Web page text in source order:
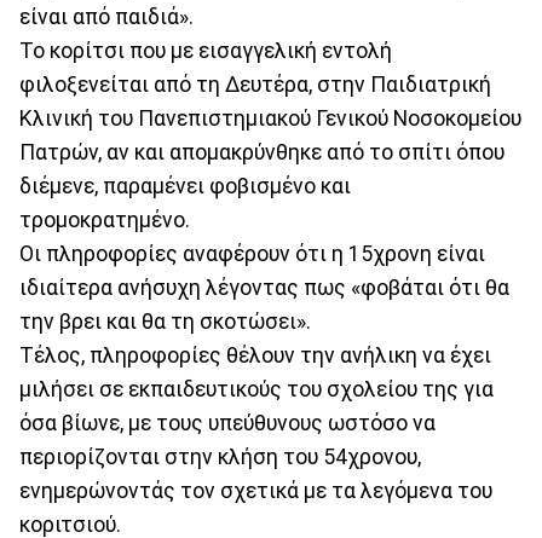
είναι από παιδιά».
Το κορίτσι που με εισαγγελική εντολή
φιλοξενείται από τη Δευτέρα, στην Παιδιατρική
Κλινική του Πανεπιστημιακού Γενικού Νοσοκομείου
Πατρών, αν και απομακρύνθηκε από το σπίτι όπου
διέμενε, παραμένει φοβισμένο και
τρομοκρατημένο.
Οι πληροφορίες αναφέρουν ότι η 15χρονη είναι
ιδιαίτερα ανήσυχη λέγοντας πως «φοβάται ότι θα
την βρει και θα τη σκοτώσει».
Τέλος, πληροφορίες θέλουν την ανήλικη να έχει
μιλήσει σε εκπαιδευτικούς του σχολείου της για
όσα βίωνε, με τους υπεύθυνους ωστόσο να
περιορίζονται στην κλήση του 54χρονου,
ενημερώνοντάς τον σχετικά με τα λεγόμενα του
κοριτσιού.